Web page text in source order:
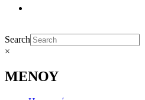
Search
×
ΜΕΝΟΥ